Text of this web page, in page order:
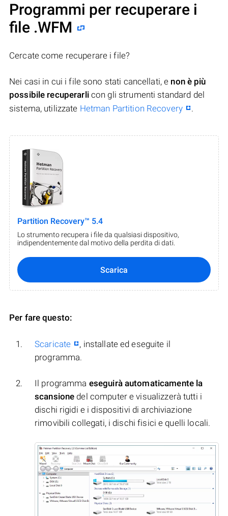
Programmi per recuperare i
file .WFM
Cercate come recuperare i file?
Nei casi in cui i file sono stati cancellati, e non è più
possibile recuperarlicon gli strumenti standard del
sistema, utilizzate Hetman Partition Recovery .
Partition Recovery™ 5.4
Lo strumento recupera i file da qualsiasi dispositivo,
indipendentemente dal motivo della perdita di dati.
Scarica
Per fare questo:
Scaricate
, installate ed eseguite il
programma.
Il programma eseguirà automaticamente la
scansione del computer e visualizzerà tutti i
dischi rigidi e i dispositivi di archiviazione
rimovibili collegati, i dischi fisici e quelli locali.